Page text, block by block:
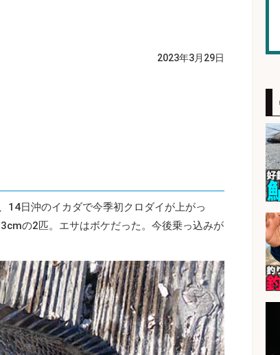
2023年3月29日
14日沖のイカダで今季初クロダイが上がっ
の2匹。エサはボケだった。今後乗っ込みが